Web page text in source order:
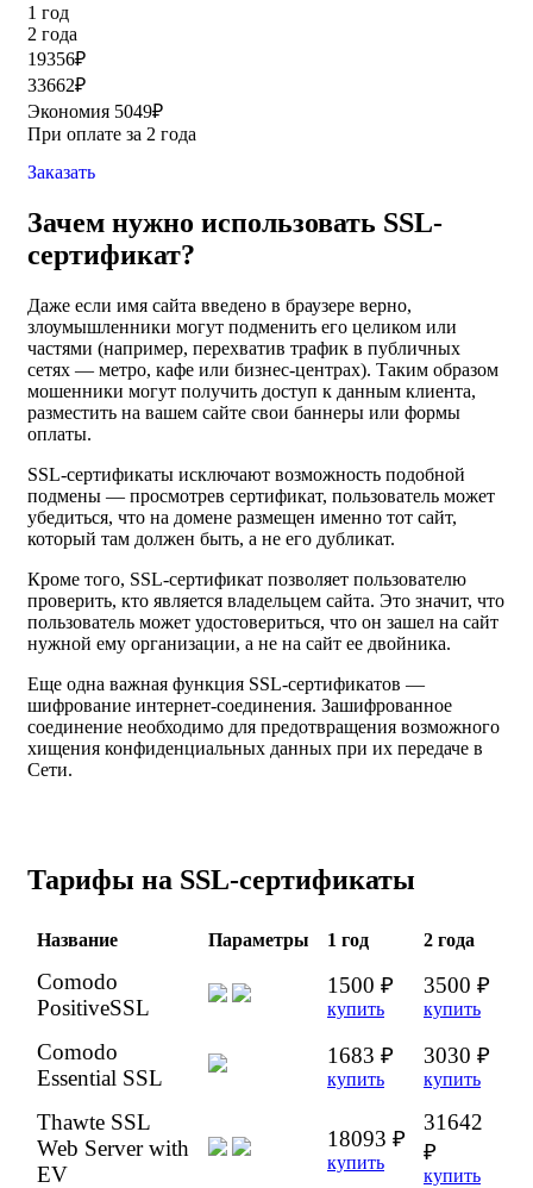
1 год
2 года
19356₽
33662₽
Экономия 5049₽
При оплате за 2 года
Заказать
Зачем нужно использовать SSL-
сертификат?
Даже если имя сайта введено в браузере верно,
злоумышленники могут подменить его целиком или
частями (например, перехватив трафик в публичных
сетях — метро, кафе или бизнес-центрах). Таким образом
мошенники могут получить доступ к данным клиента,
разместить на вашем сайте свои баннеры или формы
оплаты.
SSL-сертификаты исключают возможность подобной
подмены — просмотрев сертификат, пользователь может
убедиться, что на домене размещен именно тот сайт,
который там должен быть, а не его дубликат.
Кроме того, SSL-сертификат позволяет пользователю
проверить, кто является владельцем сайта. Это значит, что
пользователь может удостовериться, что он зашел на сайт
нужной ему организации, а не на сайт ее двойника.
Еще одна важная функция SSL-сертификатов —
шифрование интернет-соединения. Зашифрованное
соединение необходимо для предотвращения возможного
хищения конфиденциальных данных при их передаче в
Сети.
Тарифы на SSL-сертификаты
Название Параметры 1 год 2 года
Comodo
PositiveSSL
1500 ₽
купить
3500 ₽
купить
Comodo
Essential SSL
1683 ₽
купить
3030 ₽
купить
Thawte SSL
Web Server with
EV
18093 ₽
купить
31642
₽
купить